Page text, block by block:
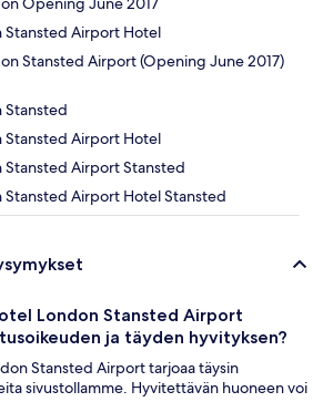
Stansted Airport Hotel
Stansted Airport (Opening June 2017)
Stansted
Stansted Airport Hotel
Stansted Airport Stansted
Stansted Airport Hotel Stansted
London Stansted Airport
ja täyden hyvityksen?
Stansted Airport tarjoaa täysin
sivustollamme. Hyvitettävän huoneen voi